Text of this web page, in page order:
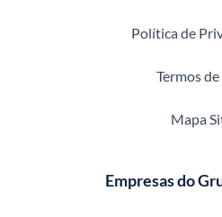
Política de
Termos
Mapa
Empresas do